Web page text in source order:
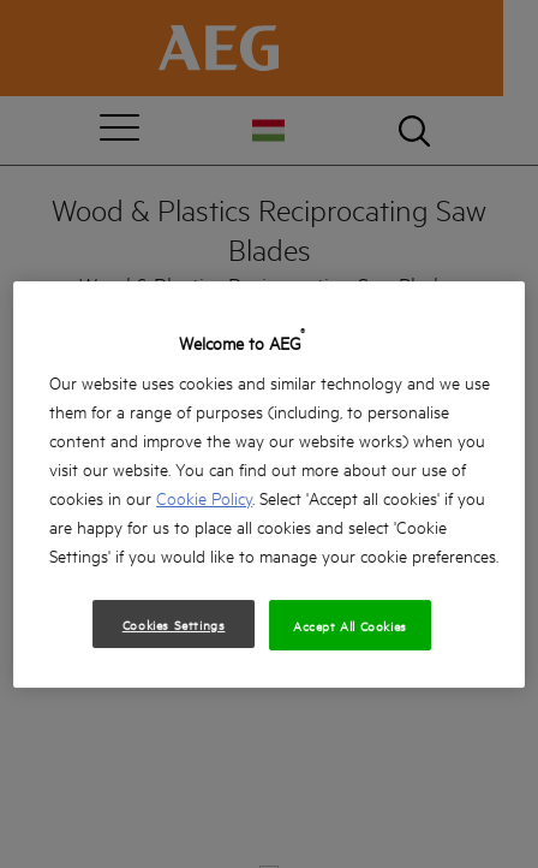
Wood & Plastics Reciprocating Saw
Blades
Wood & Plastics Reciprocating Saw Blades
Welcome to AEG®
Our website uses cookies and similar technology and we use
them for a range of purposes (including, to personalise
content and improve the way our website works) when you
visit our website. You can find out more about our use of
cookies in ourCookie Policy. Select 'Accept all cookies' if you
are happy for us to place all cookies and select 'Cookie
Settings' if you would like to manage your cookie preferences.
Cookies Settings Accept All Cookies